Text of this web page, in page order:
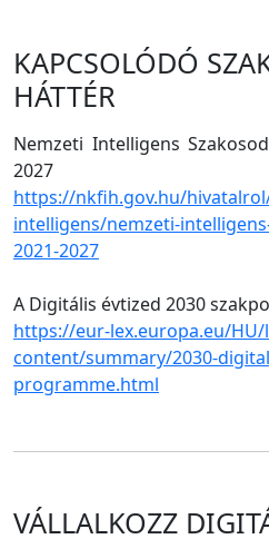
KAPCSOLÓDÓ
HÁTTÉR
Nemzeti Intelligens
2027
https://nkfih.gov.hu/
intelligens/nemzeti-
2021-2027
A Digitális évtized 2030
https://eur-lex.europa.eu/HU/
content/summary/2030-
programme.html
VÁLLALKOZZ